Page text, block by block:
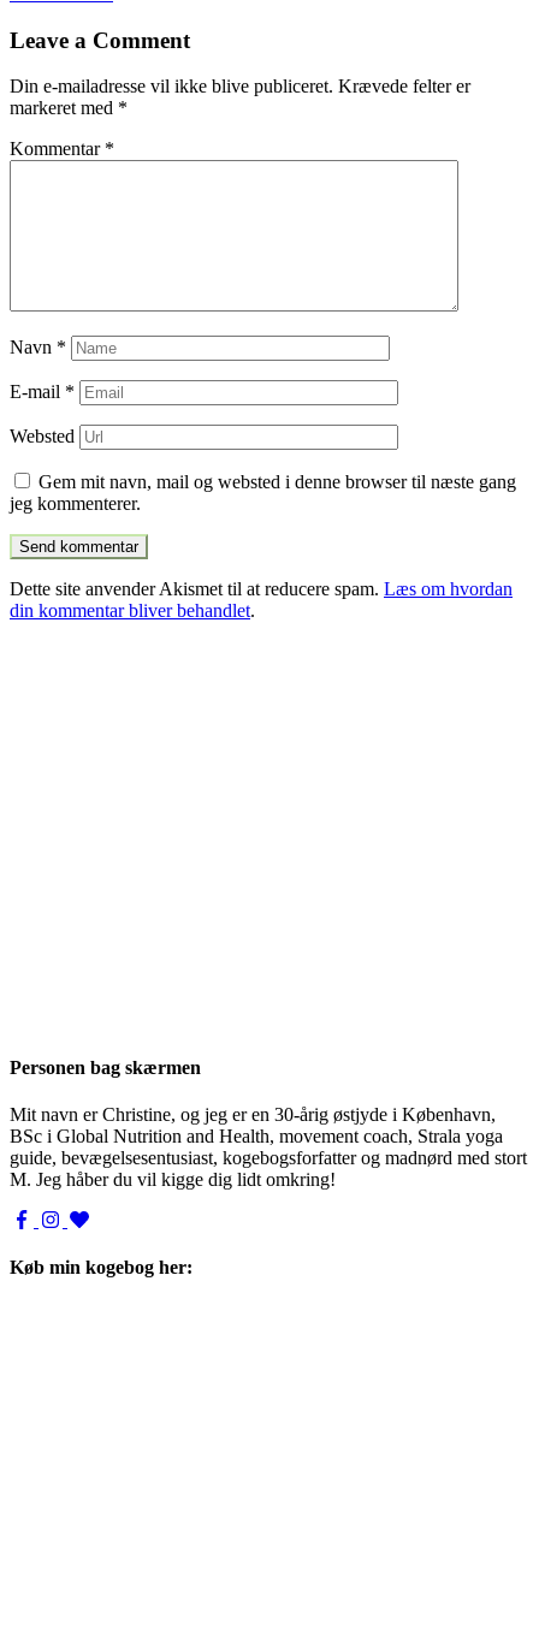
til
Leave a Comment
Din e-mailadresse vil ikke blive publiceret. Krævede felter er
markeret med *
Kommentar *
Navn *
E-mail *
Websted
Gem mit navn, mail og websted i denne browser til næste gang
jeg kommenterer.
Dette site anvender Akismet til at reducere spam. Læs om hvordan
din kommentar bliver behandlet.
Personen bag skærmen
Mit navn er Christine, og jeg er en 30-årig østjyde i København,
BSc i Global Nutrition and Health, movement coach, Strala yoga
guide, bevægelsesentusiast, kogebogsforfatter og madnørd med stort
M. Jeg håber du vil kigge dig lidt omkring!
Køb min kogebog her: